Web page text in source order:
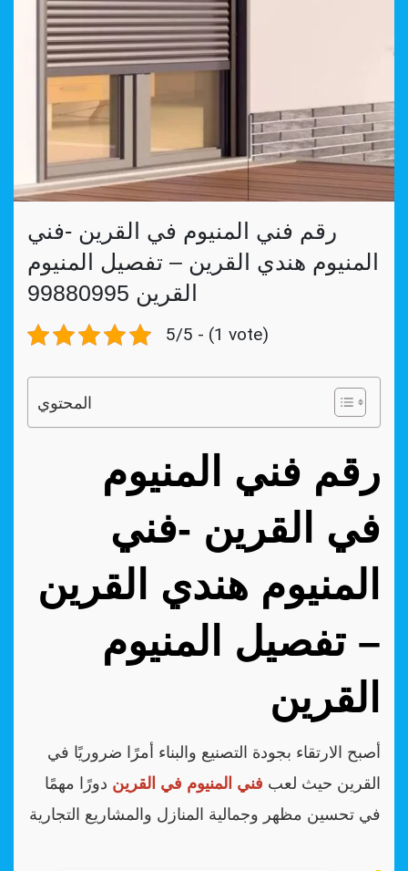
رقم فني المنيوم في القرين -فني
المنيوم هندي القرين – تفصيل المنيوم
القرين 99880995
5/5 - (1 vote)
المحتوي
في القرين -فني
المنيوم هندي القرين
– تفصيل المنيوم
القرين
أصبح الارتقاء بجودة التصنيع والبناء أمرًا ضروريًا في
القرين حيث لعب فني المنيوم في القرين دورًا مهمًا
في تحسين مظهر وجمالية المنازل والمشاريع التجارية